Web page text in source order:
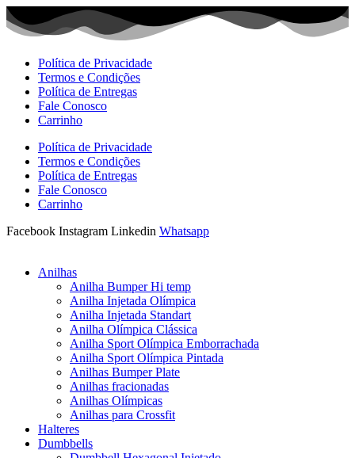
Ir
para
Política de Privacidade
Termos e Condições
Política de Entregas
Fale Conosco
Carrinho
Política de Privacidade
Termos e Condições
Política de Entregas
Fale Conosco
Carrinho
Facebook Instagram Linkedin Whatsapp
Anilhas
Anilha Bumper Hi temp
Anilha Injetada Olímpica
Anilha Injetada Standart
Anilha Olímpica Clássica
Anilha Sport Olímpica Emborrachada
Anilha Sport Olímpica Pintada
Anilhas Bumper Plate
Anilhas fracionadas
Anilhas Olímpicas
Anilhas para Crossfit
Halteres
Dumbbells